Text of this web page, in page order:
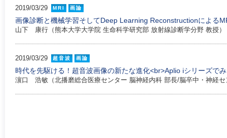
2019/03/29 MRI 画論
画像診断と機械学習そしてDeep Learning Reconstructionによる
山下 康行（熊本大学大学院 生命科学研究部 放射線診断学分野 教授）
2019/03/29 超音波 画論
時代を先駆ける！超音波画像の新たな進化<br>Aplio iシリーズで
濵口 浩敏（北播磨総合医療センター 脳神経内科 部長/脳卒中・神経